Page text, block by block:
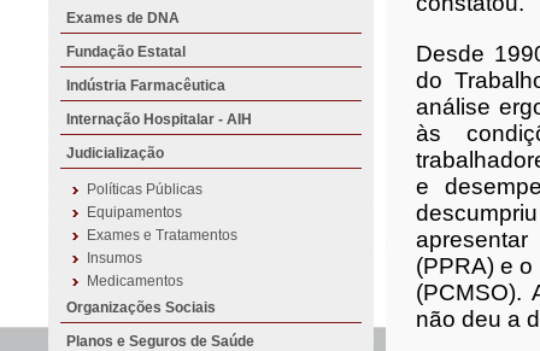
Exames de DNA
Fundação Estatal
Indústria Farmacêutica
Internação Hospitalar - AIH
Judicialização
Políticas Públicas
Equipamentos
Exames e Tratamentos
Insumos
Medicamentos
Organizações Sociais
Planos e Seguros de Saúde
Desde
do
análise
às
e
(PPRA) e
(PCMSO).
não deu a